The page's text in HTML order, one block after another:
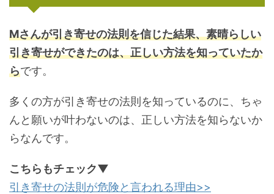
Mさんが引き寄せの法則を信じた結果、素晴らしい
引き寄せができたのは、正しい方法を知っていたか
らです。
多くの方が引き寄せの法則を知っているのに、ちゃ
んと願いが叶わないのは、正しい方法を知らないか
らなんです。
こちらもチェック▼
引き寄せの法則が危険と言われる理由>>